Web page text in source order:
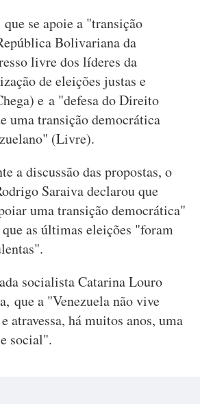
se apoie a "transição
Bolivariana da
livre dos líderes da
de eleições justas e
e a "defesa do Direito
uma transição democrática
(Livre).
a discussão das propostas, o
Saraiva declarou que
uma transição democrática"
as últimas eleições "foram
socialista Catarina Louro
que a "Venezuela não vive
atravessa, há muitos anos, uma
social".